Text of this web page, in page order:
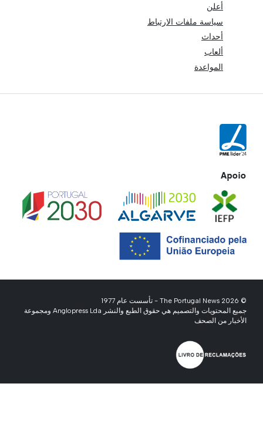
أعلن
سياسة ملفات الارتباط
أحداث
ألعاب
المواعدة
Apoio
© 2026 The Portugal News - تأسست عام 1977
جميع المحتويات والتصميم هي حقوق الطبع والنشر Anglopress Lda ومجموعة
الأخبار من الصحف